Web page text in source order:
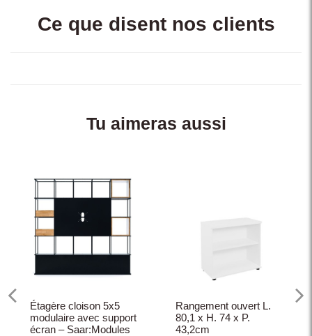
Ce que disent nos clients
Tu aimeras aussi
Étagère cloison 5x5
modulaire avec support
écran – Saar:Modules
Rangement ouvert L.
80,1 x H. 74 x P.
43,2cm